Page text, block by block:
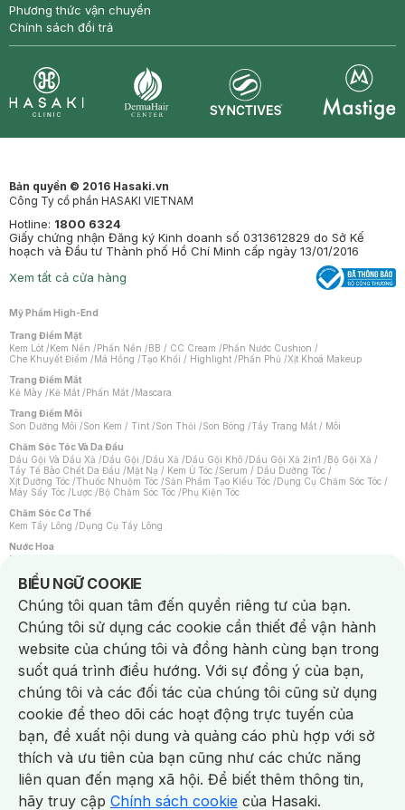
Phương thức vận chuyển
Chính sách đổi trả
Bản quyền © 2016 Hasaki.vn
Công Ty cổ phần HASAKI VIETNAM
Hotline: 1800 6324
Giấy chứng nhận Đăng ký Kinh doanh số 0313612829 do Sở Kế
hoạch và Đầu tư Thành phố Hồ Chí Minh cấp ngày 13/01/2016
Xem tất cả cửa hàng
Mỹ Phẩm High-End
Trang Điểm Mặt
Kem Lót /Kem Nền /Phấn Nền /BB / CC Cream /Phấn Nước Cushion /
Che Khuyết Điểm /Má Hồng /Tạo Khối / Highlight /Phấn Phủ /Xịt Khoá Makeup
Trang Điểm Mắt
Kẻ Mày /Kẻ Mắt /Phấn Mắt /Mascara
Trang Điểm Môi
Son Dưỡng Môi /Son Kem / Tint /Son Thỏi /Son Bóng /Tẩy Trang Mắt / Môi
Chăm Sóc Tóc Và Da Đầu
Dầu Gội Và Dầu Xả /Dầu Gội /Dầu Xả /Dầu Gội Khô /Dầu Gội Xả 2in1 /Bộ Gội Xả /
Tẩy Tế Bào Chết Da Đầu /Mặt Nạ / Kem Ủ Tóc /Serum / Dầu Dưỡng Tóc /
Xịt Dưỡng Tóc /Thuốc Nhuộm Tóc /Sản Phẩm Tạo Kiểu Tóc /Dụng Cụ Chăm Sóc Tóc /
Máy Sấy Tóc /Lược /Bộ Chăm Sóc Tóc /Phụ Kiện Tóc
Chăm Sóc Cơ Thể
Kem Tẩy Lông /Dụng Cụ Tẩy Lông
Nước Hoa
Nước Hoa Nữ
Chăm Sóc Cá Nhân
Chống Muỗi /Khẩu Trang /Máy Massage/Mặt Nạ Xông Hơi /Nước Rửa Tay/
Sản Phẩm Chăm Sóc Khác /Bàn Chải Đánh Răng /Bàn Chải Điện/
Hỗ Trợ Trắng Răng/Kem Đánh Răng /Máy Tăm Nước/ Nước Súc Miệng/
Tăm / Chỉ Nha Khoa/ Xịt Thơm Miệng / Dung Dịch Vệ Sinh/Dưỡng Vùng Kín/
Khăn Ướt Vệ Sinh Vùng Kín/Băng Vệ Sinh/Tampon/Bọt Cạo Râu /Dao Cạo Râu/
Máy Cạo Râu
Vấn Đề Về Da
Da Dầu / Lỗ Chân Lông To/ Da Khô / Mất Nước/ Da Lão Hóa/ Da Mụn/
Da Nhạy Cảm / Kích Ứng
Da Xỉn Màu Thâm / Nám / Tàn Nhang
Quầng Thâm & Bọng Mắt /Sẹo /Viêm Da Cơ Địa
Dụng Cụ / Phụ Kiện Chăm Sóc Da
Bông Tẩy Trang
Khăn Lau Mặt Khô Dụng Cụ / Máy Rửa Mặt Máy Chăm Sóc Da
Dụng Cụ Chăm Sóc Khác
BIỂU NGỮ COOKIE
Notice about cookies usage
Chúng tôi quan tâm đến quyền riêng tư của bạn.
Chúng tôi sử dụng các cookie cần thiết để vận hành
website của chúng tôi và đồng hành cùng bạn trong
suốt quá trình điều hướng. Với sự đồng ý của bạn,
chúng tôi và các đối tác của chúng tôi cũng sử dụng
cookie để theo dõi các hoạt động trực tuyến của
bạn, đề xuất nội dung và quảng cáo phù hợp với sở
thích và ưu tiên của bạn cũng như các chức năng
liên quan đến mạng xã hội. Để biết thêm thông tin,
hãy truy cập Chính sách cookie của Hasaki.